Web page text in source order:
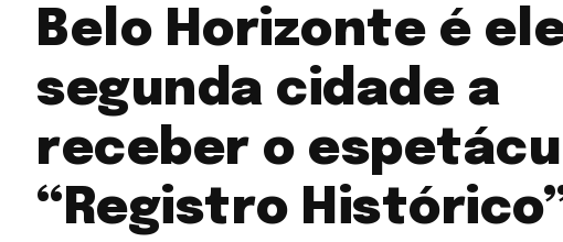
Belo Horizonte é
segunda cidade a
receber o
“Registro